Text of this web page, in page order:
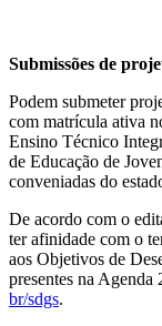
Submissões de
Podem submeter
com matrícula ativa
Ensino Técnico
de Educação de
conveniadas do
De acordo com o
ter afinidade com o
aos Objetivos de
presentes na
br/sdgs.